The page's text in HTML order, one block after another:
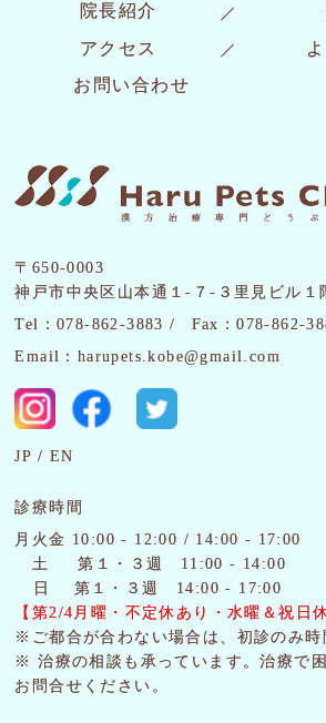
院長紹介
アクセス
お問い合わせ
〒650-0003
神戸市中央区山本通１-７-３里見ビル
Tel：078-862-3883 /
Fax：078-862-
Email：harupets.kobe@gmail.com
JP EN
診療時間
月火金 10:00 - 12:00 / 14:00 - 17:00
土
第１・３週 11:00 - 14:00
日 第１・３週 14:00 - 17:00
【第2/4月曜・ 不定休あり・水曜＆祝日
※ご都合が合わない場合は、初診のみ時
※ 治療の相談も承っています。治療で
お問合せください。